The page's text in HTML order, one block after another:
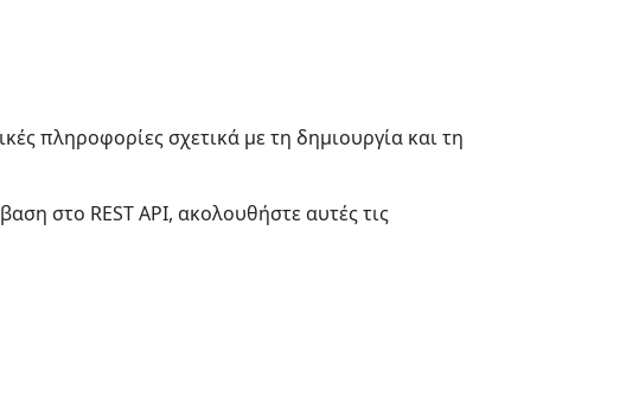
πληροφορίες σχετικά με τη δημιουργία και τη
στο REST API, ακολουθήστε αυτές τις